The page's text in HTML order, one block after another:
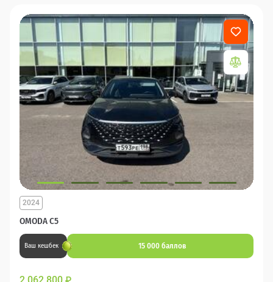
OMODA C5
2024
Ваш кешбек 15 000 баллов